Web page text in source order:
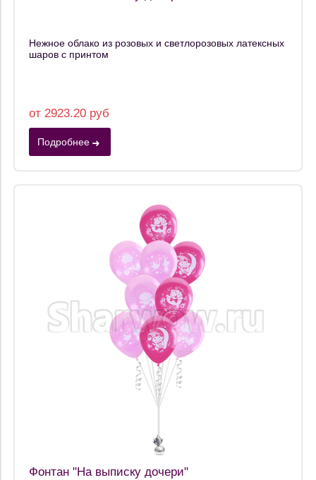
Нежное облако из розовых и светлорозовых латексных
шаров с принтом
от 2923.20 руб
Подробнее
Фонтан "На выписку дочери"